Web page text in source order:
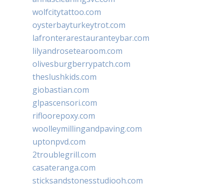
wolfcitytattoo.com
oysterbayturkeytrot.com
lafronterarestauranteybar.com
lilyandrosetearoom.com
olivesburgberrypatch.com
theslushkids.com
giobastian.com
glpascensori.com
rifloorepoxy.com
woolleymillingandpaving.com
uptonpvd.com
2troublegrill.com
casateranga.com
sticksandstonesstudiooh.com